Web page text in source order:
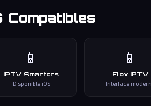
Compatibles
📱
IPTV Smarters
Disponible iOS
📱
Flex IPTV
Interface